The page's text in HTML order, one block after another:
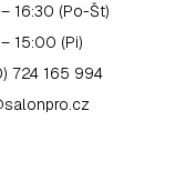
16:30 (Po-Št)
15:00 (Pi)
724 165 994